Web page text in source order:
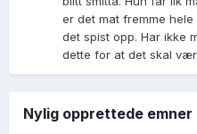
er det mat fremme
det spist opp. Har ikke
dette for at det skal
Nylig opprettede emner